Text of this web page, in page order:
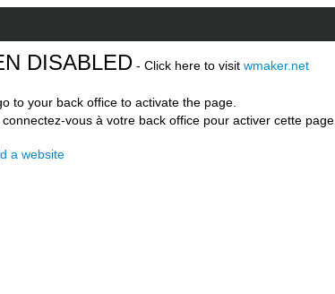
DISABLED - Click here to visit wmaker.net
to your back office to activate the page.
vous à votre back office pour activer cette page.
a website